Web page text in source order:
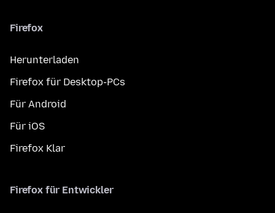
Firefox
Herunterladen
Firefox für Desktop-PCs
Für Android
Für iOS
Firefox Klar
Firefox für Entwickler